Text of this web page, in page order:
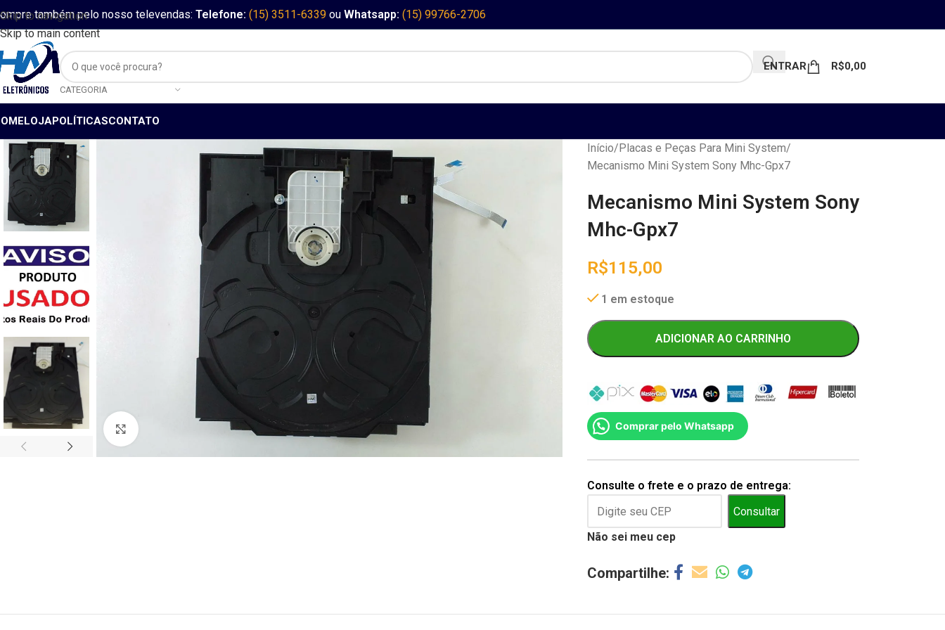
Skip to navigation
Skip to main content
também pelo nosso televendas: Telefone: (15) 3511-6339 ou Whatsapp: (15) 99766-2706
CATEGORIA
ENTRAR R$0,00
LOJAPOLÍTICASCONTATO
Início Placas e Peças Para Mini System
Mecanismo Mini System Sony Mhc-Gpx7
Mecanismo Mini System Sony
Mhc-Gpx7
R$115,00
1 em estoque
ADICIONAR AO CARRINHO
Comprar pelo Whatsapp
Consulte o frete e o prazo de entrega:
Consultar
Não sei meu cep